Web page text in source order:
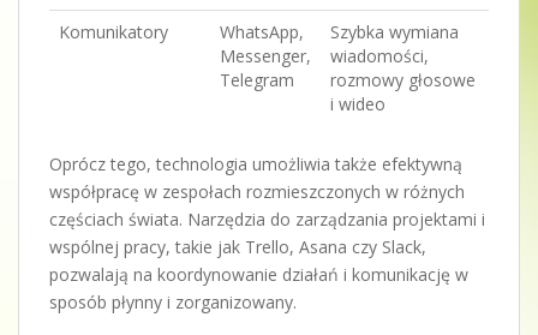
Komunikatory
WhatsApp,
Messenger,
Telegram
Szybka wymiana
wiadomości,
rozmowy głosowe
i wideo
Oprócz tego, technologia umożliwia także efektywną
współpracę w zespołach rozmieszczonych w różnych
częściach świata. Narzędzia do zarządzania projektami i
wspólnej pracy, takie jak Trello, Asana czy Slack,
pozwalają na koordynowanie działań i komunikację w
sposób płynny i zorganizowany.